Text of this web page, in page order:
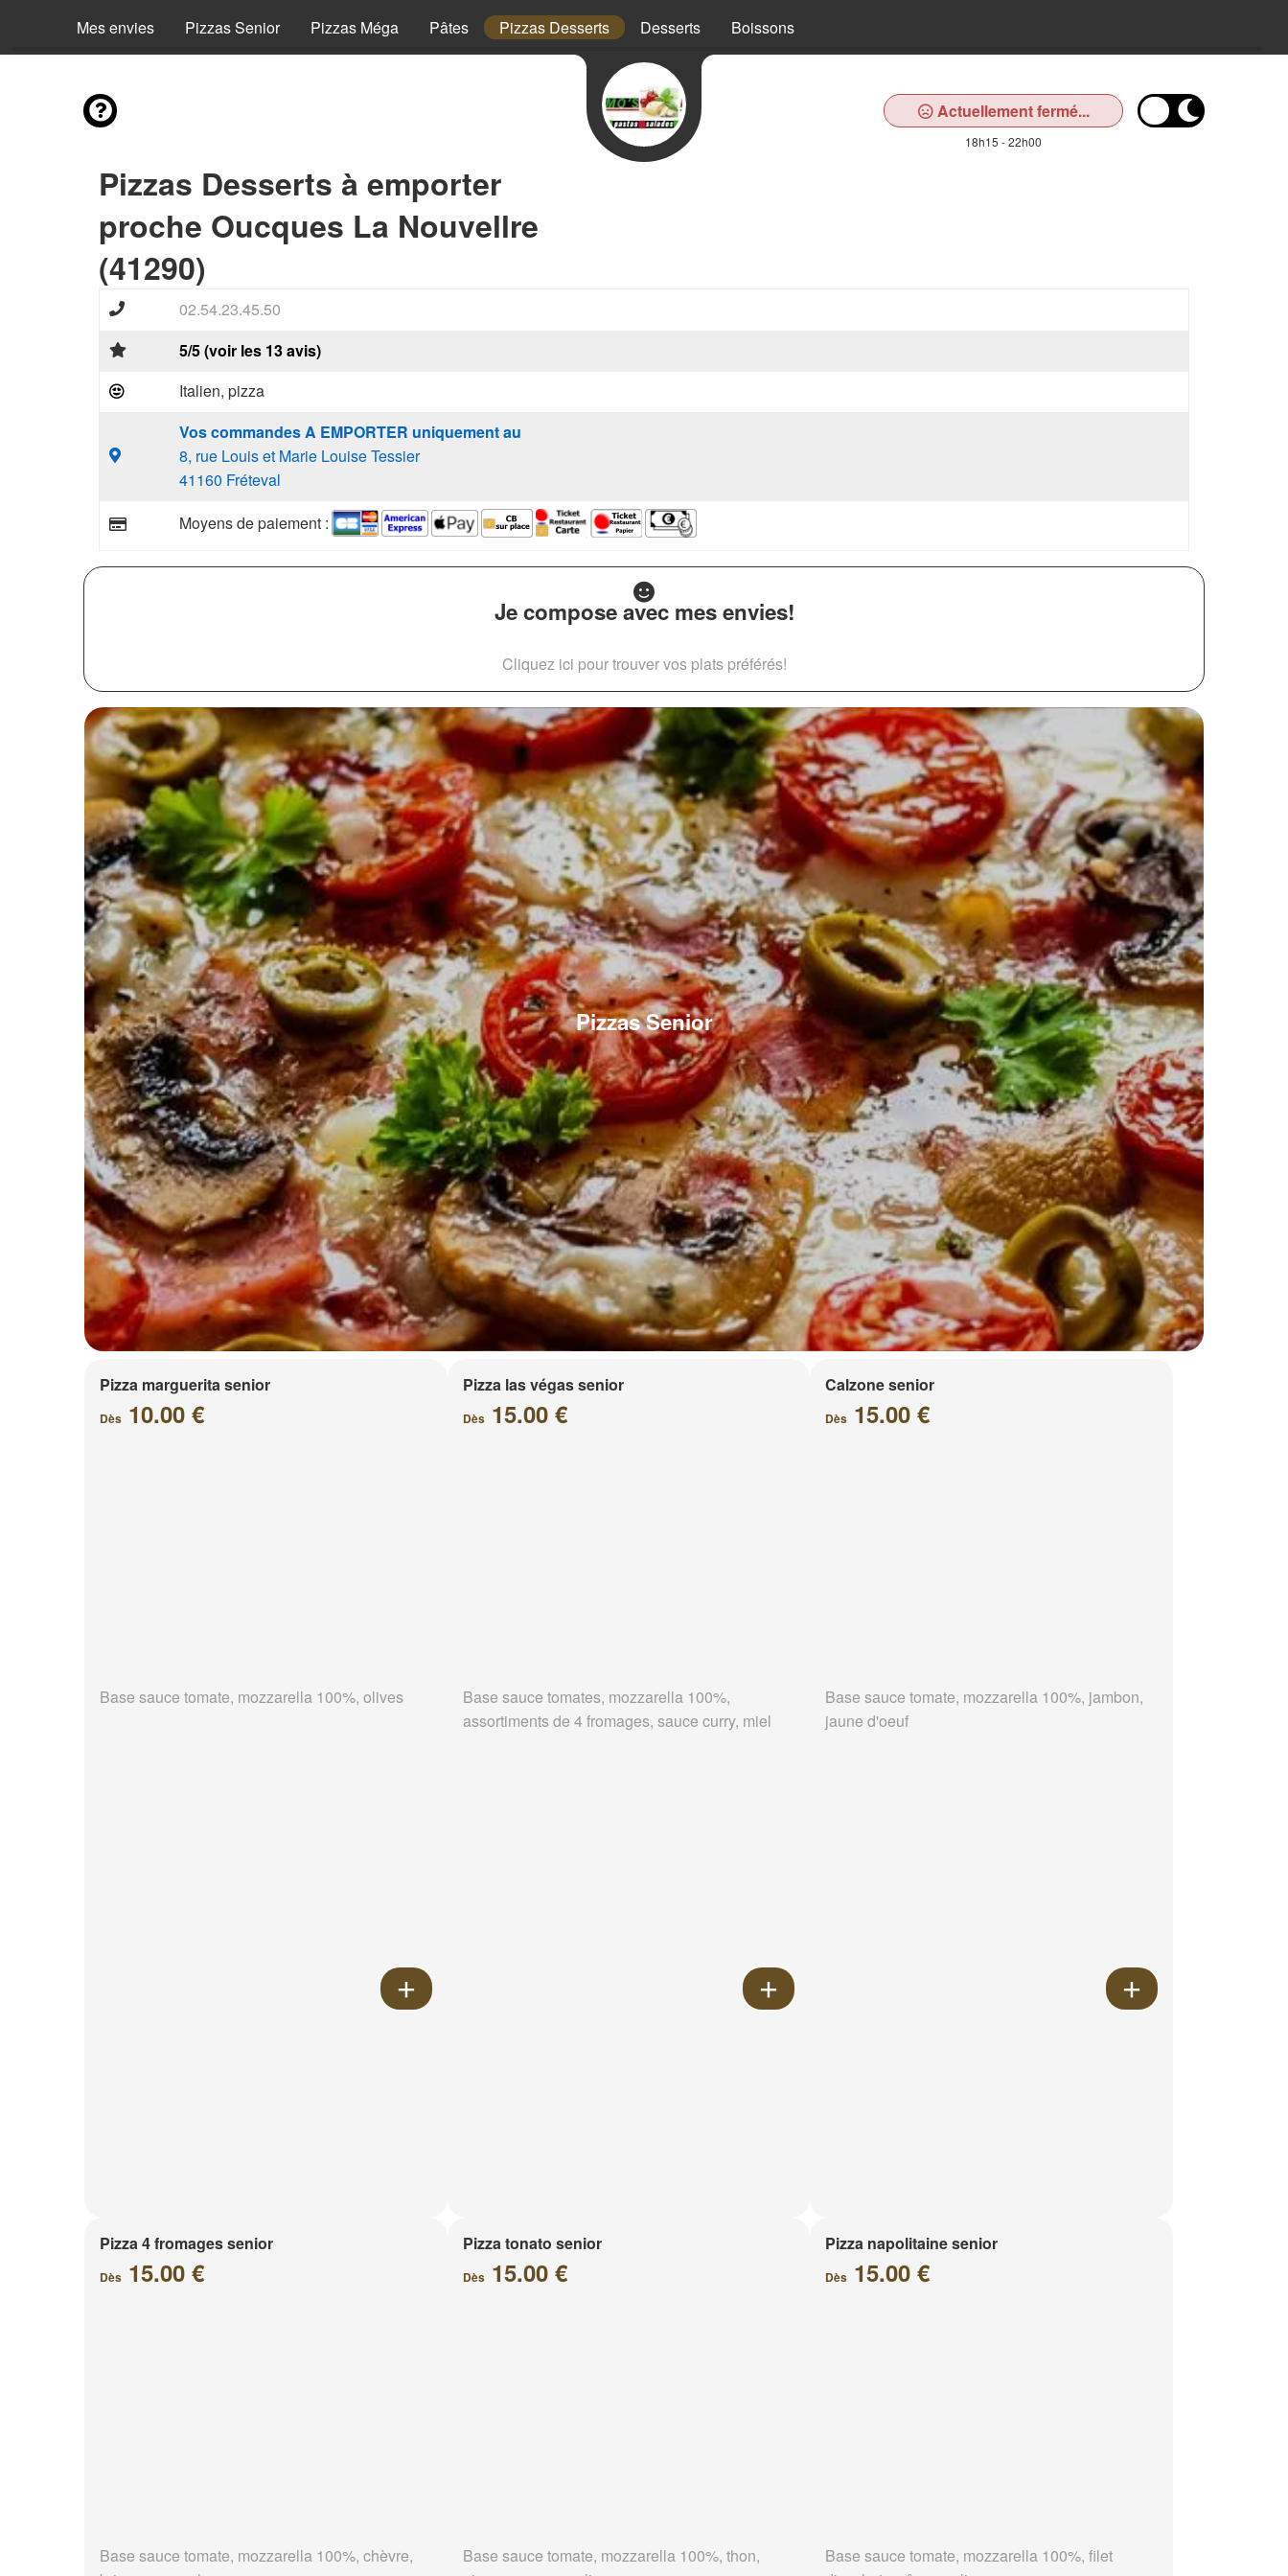
Mes envies Pizzas Senior Pizzas Méga Pâtes Pizzas Desserts Desserts Boissons
Actuellement fermé...
18h15 - 22h00
Pizzas Desserts à emporter
proche Oucques La Nouvellre
(41290)
02.54.23.45.50
5/5 (voir les 13 avis)
Italien, pizza
Vos commandes A EMPORTER uniquement au
8, rue Louis et Marie Louise Tessier
41160 Fréteval
Moyens de paiement :
Je compose avec mes envies!
Cliquez ici pour trouver vos plats préférés!
Pizzas Senior
Pizza marguerita senior
Dès 10.00 €
Base sauce tomate, mozzarella 100%, olives
Pizza las végas senior
Dès15.00 €
Base sauce tomates, mozzarella 100%,
assortiments de 4 fromages, sauce curry, miel
Calzone senior
Dès 15.00 €
Base sauce tomate, mozzarella 100%, jambon,
jaune d'oeuf
Pizza 4 fromages senior
Dès 15.00 €
Base sauce tomate, mozzarella 100%, chèvre,
Pizza tonato senior
Dès15.00 €
Base sauce tomate, mozzarella 100%, thon,
Pizza napolitaine senior
Dès 15.00 €
Base sauce tomate, mozzarella 100%, filet